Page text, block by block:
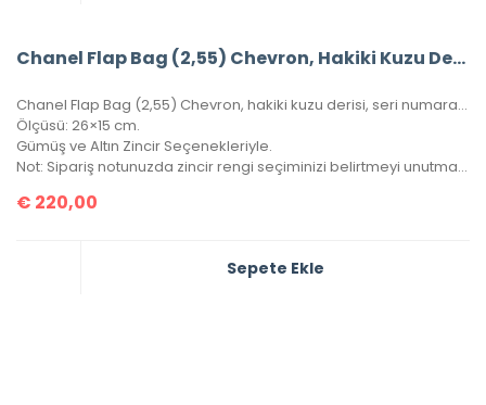
Chanel Flap Bag (2,55) Chevron, Hakiki Kuzu Derisi
Chanel Flap Bag (2,55) Chevron, hakiki kuzu derisi, seri numaralı, kutulu, toz torbalı, sertifikalı.
Ölçüsü: 26×15 cm.
Gümüş ve Altın Zincir Seçenekleriyle.
Not: Sipariş notunuzda zincir rengi seçiminizi belirtmeyi unutmayınız!
€ 220,00
Sepete Ekle